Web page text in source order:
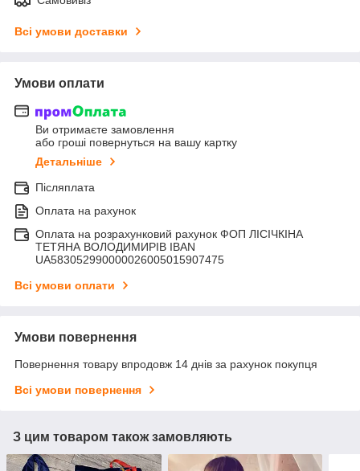
Всі умови доставки
Умови оплати
Ви отримаєте замовлення
або гроші повернуться на вашу картку
Детальніше
Післяплата
Оплата на рахунок
Оплата на розрахунковий рахунок ФОП ЛІСІЧКІНА
ТЕТЯНА ВОЛОДИМИРІВ IBAN
UA583052990000026005015907475
Всі умови оплати
Умови повернення
Повернення товару впродовж 14 днів за рахунок покупця
Всі умови повернення
З цим товаром також замовляють